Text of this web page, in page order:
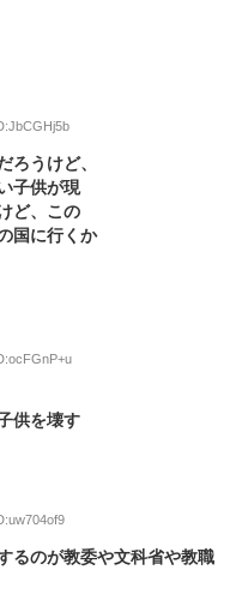
ろうけど、
子供が現
ど、この
国に行くか
供を壊す
るのが教委や文科省や教職